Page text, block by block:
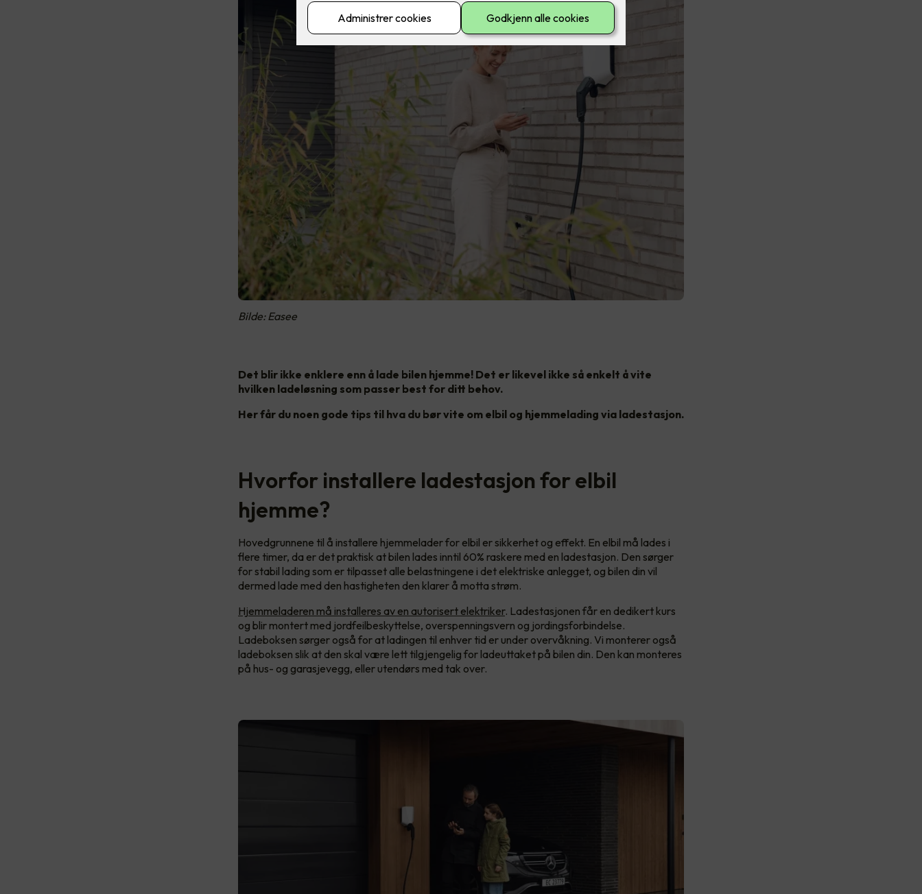
Bilde: Easee
Det blir ikke enklere enn å lade bilen hjemme! Det er likevel ikke så enkelt å vite
hvilken ladeløsning som passer best for ditt behov.
Her får du noen gode tips til hva du bør vite om elbil og hjemmelading via ladestasjon.
Hvorfor installere ladestasjon for elbil
hjemme?
Hovedgrunnene til å installere hjemmelader for elbil er sikkerhet og effekt. En elbil må lades i
flere timer, da er det praktisk at bilen lades inntil 60% raskere med en ladestasjon. Den sørger
for stabil lading som er tilpasset alle belastningene i det elektriske anlegget, og bilen din vil
dermed lade med den hastigheten den klarer å motta strøm.
Hjemmeladeren må installeres av en autorisert elektriker. Ladestasjonen får en dedikert kurs
og blir montert med jordfeilbeskyttelse, overspenningsvern og jordingsforbindelse.
Ladeboksen sørger også for at ladingen til enhver tid er under overvåkning. Vi monterer også
ladeboksen slik at den skal være lett tilgjengelig for ladeuttaket på bilen din. Den kan monteres
på hus- og garasjevegg, eller utendørs med tak over.